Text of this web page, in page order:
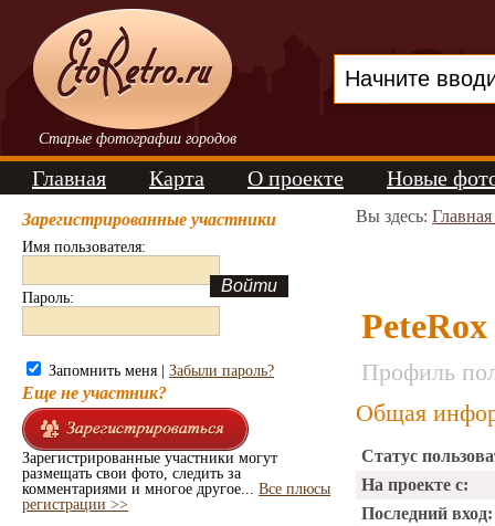
Старые фотографии городов
Главная Карта О проекте Новые
Зарегистрированные участники
Имя пользователя:
Пароль:
Запомнить меня | Забыли пароль?
Еще не участник?
Зарегистрированные участники могут
размещать свои фото, следить за
комментариями и многое другое... Все плюсы
регистрации >>
Вы здесь:
PeteRox
Профиль
Общая
Статус
На проекте с:
Последний вход: